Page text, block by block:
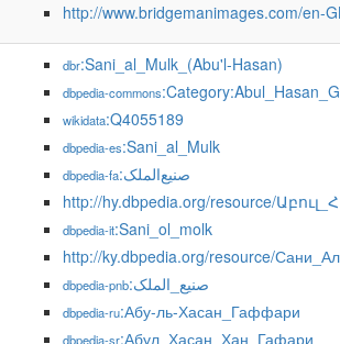
http://www.bridgemanimages.com/en-
dbr:Sani_al_Mulk_(Abu'l-Hasan)
dbpedia-commons
wikidata:Q4055189
dbpedia-es:Sani_al_Mulk
dbpedia-fa :صنیع‌الملک
http://hy.dbpedia.org/resource/
dbpedia-it:Sani_ol_molk
http://ky.dbpedia.org/resource/
dbpedia-pnb :صنیع_‌الملک
dbpedia-ru:Абу-ль-Хасан_Гаффари
dbpedia-sr:Абул_Хасан_Хан_Гафари